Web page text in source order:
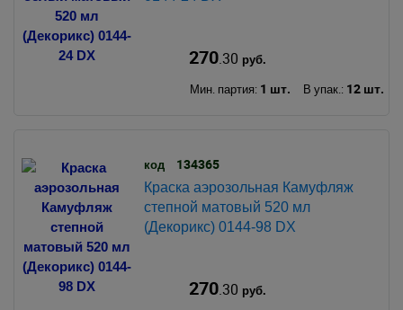
270.30 руб.
Мин. партия: 1 шт. В упак.: 12 шт.
код 134365
Краска аэрозольная Камуфляж
степной матовый 520 мл
(Декорикс) 0144-98 DX
270.30 руб.